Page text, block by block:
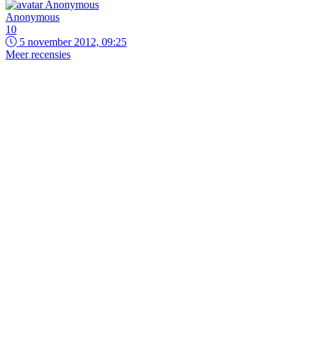
Anonymous
10
5 november 2012, 09:25
Meer recensies